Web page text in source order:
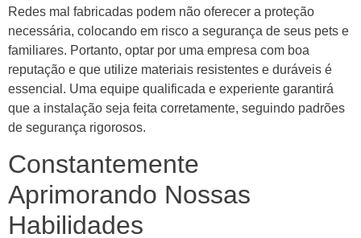
Redes mal fabricadas podem não oferecer a proteção
necessária, colocando em risco a segurança de seus pets e
familiares. Portanto, optar por uma empresa com boa
reputação e que utilize materiais resistentes e duráveis é
essencial. Uma equipe qualificada e experiente garantirá
que a instalação seja feita corretamente, seguindo padrões
de segurança rigorosos.
Constantemente
Aprimorando Nossas
Habilidades